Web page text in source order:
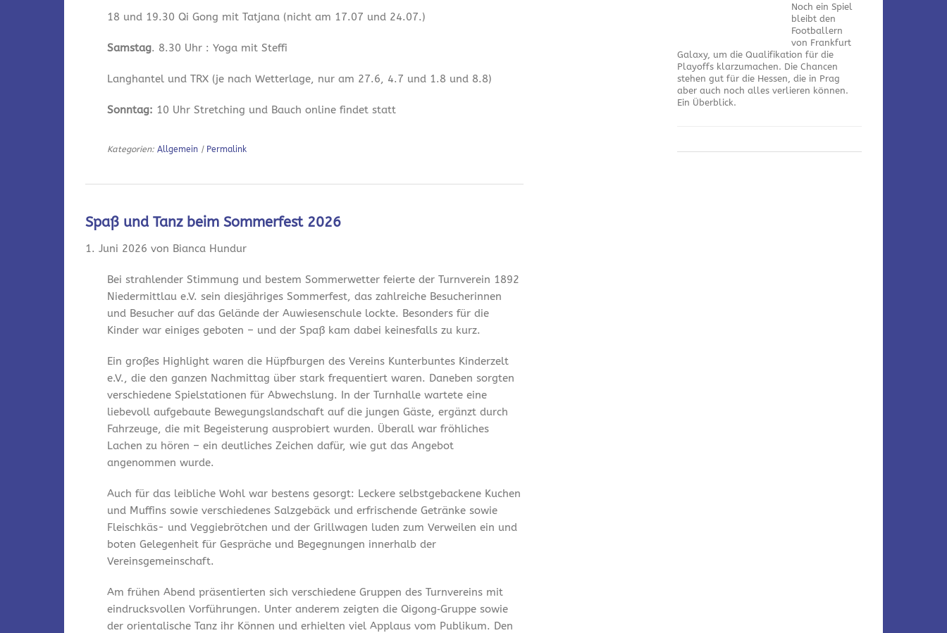
18 und 19.30 Qi Gong mit Tatjana (nicht am 17.07 und 24.07.)
Samstag. 8.30 Uhr : Yoga mit Steffi
Langhantel und TRX (je nach Wetterlage, nur am 27.6, 4.7 und 1.8 und 8.8)
Sonntag: 10 Uhr Stretching und Bauch online findet statt
Kategorien:Allgemein | Permalink
Spaß und Tanz beim Sommerfest 2026
1. Juni 2026 von Bianca Hundur
Bei strahlender Stimmung und bestem Sommerwetter feierte der Turnverein 1892
Niedermittlau e.V. sein diesjähriges Sommerfest, das zahlreiche Besucherinnen
und Besucher auf das Gelände der Auwiesenschule lockte. Besonders für die
Kinder war einiges geboten – und der Spaß kam dabei keinesfalls zu kurz.
Ein großes Highlight waren die Hüpfburgen des Vereins Kunterbuntes Kinderzelt
e.V., die den ganzen Nachmittag über stark frequentiert waren. Daneben sorgten
verschiedene Spielstationen für Abwechslung. In der Turnhalle wartete eine
liebevoll aufgebaute Bewegungslandschaft auf die jungen Gäste, ergänzt durch
Fahrzeuge, die mit Begeisterung ausprobiert wurden. Überall war fröhliches
Lachen zu hören – ein deutliches Zeichen dafür, wie gut das Angebot
angenommen wurde.
Auch für das leibliche Wohl war bestens gesorgt: Leckere selbstgebackene Kuchen
und Muffins sowie verschiedenes Salzgebäck und erfrischende Getränke sowie
Fleischkäs- und Veggiebrötchen und der Grillwagen luden zum Verweilen ein und
boten Gelegenheit für Gespräche und Begegnungen innerhalb der
Vereinsgemeinschaft.
Am frühen Abend präsentierten sich verschiedene Gruppen des Turnvereins mit
eindrucksvollen Vorführungen. Unter anderem zeigten die Qigong‑Gruppe sowie
der orientalische Tanz ihr Können und erhielten viel Applaus vom Publikum. Den
Noch ein Spiel
bleibt den
Footballern
von Frankfurt
Galaxy, um die Qualifikation für die
Playoffs klarzumachen. Die Chancen
stehen gut für die Hessen, die in Prag
aber auch noch alles verlieren können.
Ein Überblick.